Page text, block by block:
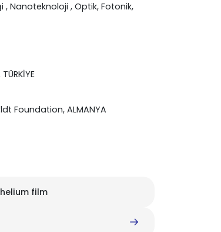
, Nanoteknoloji , Optik, Fotonik,
Foundation, ALMANYA
film